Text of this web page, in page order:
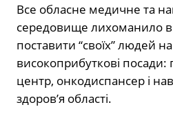
Все обласне медичне та
середовище лихоманило
поставити “своїх” людей на
високоприбуткові
центр, онкодиспансер і
здоровʼя області.